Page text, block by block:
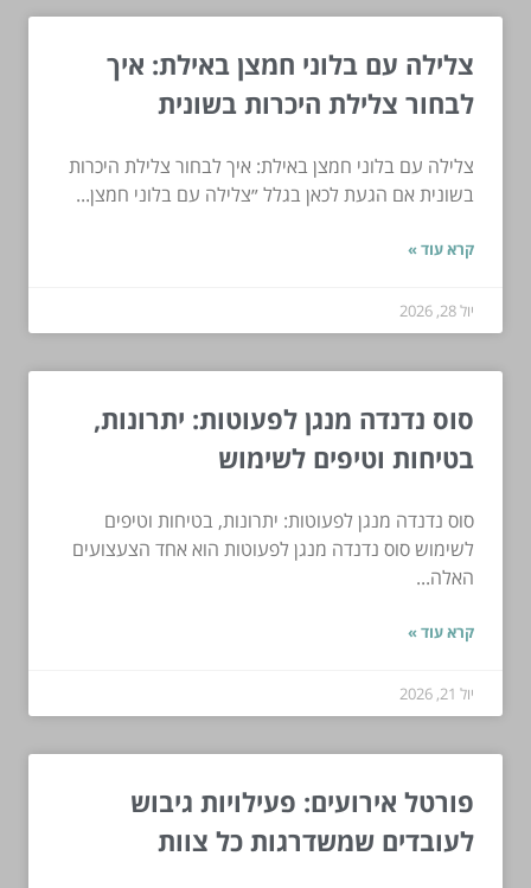
צלילה עם בלוני חמצן באילת: איך
לבחור צלילת היכרות בשונית
צלילה עם בלוני חמצן באילת: איך לבחור צלילת היכרות
בשונית אם הגעת לכאן בגלל ״צלילה עם בלוני חמצן...
קרא עוד »
יול 28, 2026
סוס נדנדה מנגן לפעוטות: יתרונות,
בטיחות וטיפים לשימוש
סוס נדנדה מנגן לפעוטות: יתרונות, בטיחות וטיפים
לשימוש סוס נדנדה מנגן לפעוטות הוא אחד הצעצועים
האלה...
קרא עוד »
יול 21, 2026
פורטל אירועים: פעילויות גיבוש
לעובדים שמשדרגות כל צוות